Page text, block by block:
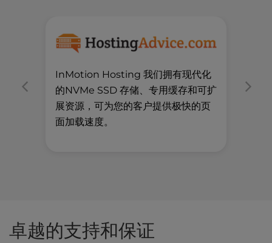
InMotion Hosting 我们拥有现代化
的NVMe SSD 存储、专用缓存和可扩
展资源，可为您的客户提供极快的页
面加载速度。
卓越的支持和保证